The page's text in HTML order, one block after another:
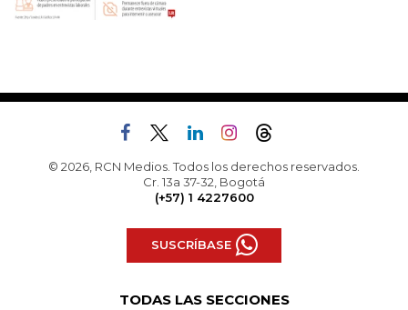
© 2026, RCN Medios. Todos los derechos reservados.
Cr. 13a 37-32, Bogotá
(+57) 1 4227600
SUSCRÍBASE
TODAS LAS SECCIONES